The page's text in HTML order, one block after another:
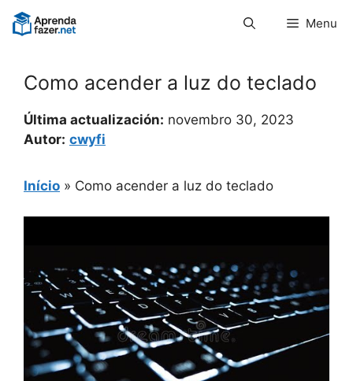
Pular
para
Menu
Como acender a luz do teclado
Última actualización: novembro 30, 2023
Autor: cwyfi
Início » Como acender a luz do teclado